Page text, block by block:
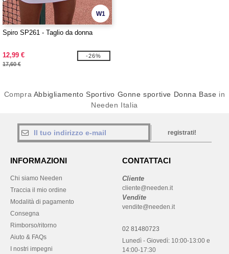
W1
Spiro SP261 - Taglio da donna
12,99 €
17,60 €
-26%
Compra Abbigliamento Sportivo Gonne sportive Donna Base in
Needen Italia
registrati!
INFORMAZIONI
Chi siamo Needen
Traccia il mio ordine
Modalità di pagamento
Consegna
Rimborso/ritorno
Aiuto & FAQs
I nostri impegni
CONTATTACI
Cliente
cliente@needen.it
Vendite
vendite@needen.it
02 81480723
Lunedì - Giovedì: 10:00-13:00 e
14:00-17:30